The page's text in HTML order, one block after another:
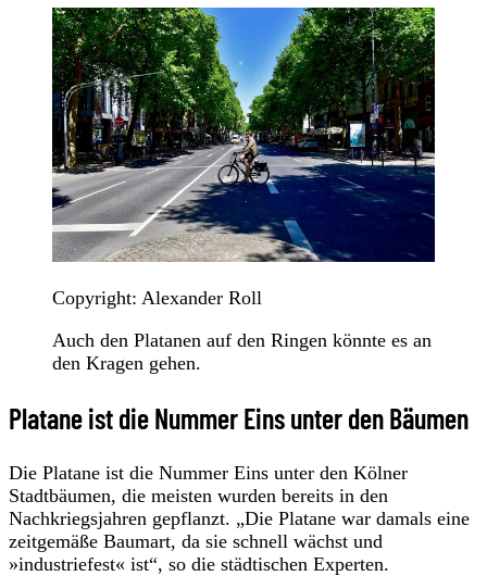
Copyright: Alexander Roll
Auch den Platanen auf den Ringen könnte es an
den Kragen gehen.
Platane ist die Nummer Eins unter den Bäumen
Die Platane ist die Nummer Eins unter den Kölner
Stadtbäumen, die meisten wurden bereits in den
Nachkriegsjahren gepflanzt. „Die Platane war damals eine
zeitgemäße Baumart, da sie schnell wächst und
»industriefest« ist“, so die städtischen Experten.